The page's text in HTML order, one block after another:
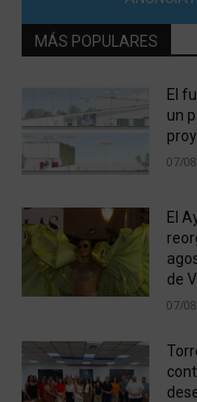
MÁS POPULARES
El
un
07/
El
de
07/